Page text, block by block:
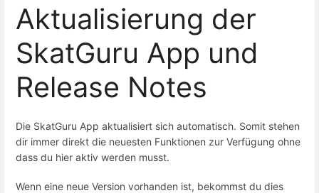
Aktualisierung der
SkatGuru App und
Release Notes
Die SkatGuru App aktualisiert sich automatisch. Somit stehen
dir immer direkt die neuesten Funktionen zur Verfügung ohne
dass du hier aktiv werden musst.
Wenn eine neue Version vorhanden ist, bekommst du dies